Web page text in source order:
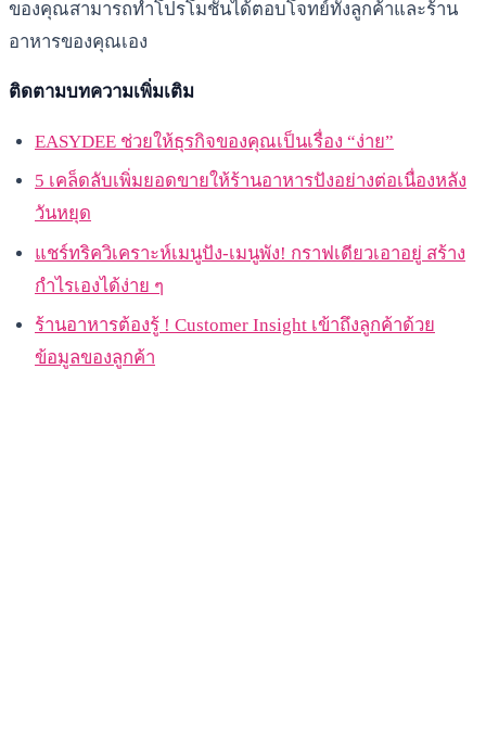
ของคุณสามารถทำโปรโมชันได้ตอบโจทย์ทั้งลูกค้าและร้าน
อาหารของคุณเอง
ติดตามบทความเพิ่มเติม
EASYDEE ช่วยให้ธุรกิจของคุณเป็นเรื่อง “ง่าย”
5 เคล็ดลับเพิ่มยอดขายให้ร้านอาหารปังอย่างต่อเนื่องหลัง
วันหยุด
แชร์ทริควิเคราะห์เมนูปัง-เมนูพัง! กราฟเดียวเอาอยู่ สร้าง
กำไรเองได้ง่าย ๆ
ร้านอาหารต้องรู้ ! Customer Insight เข้าถึงลูกค้าด้วย
ข้อมูลของลูกค้า